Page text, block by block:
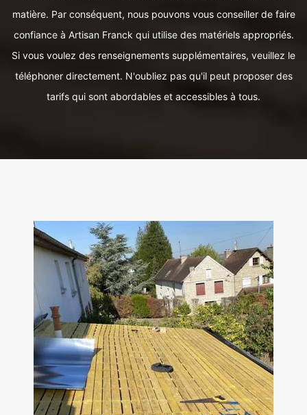
matière. Par conséquent, nous pouvons vous conseiller de faire
confiance à Artisan Franck qui utilise des matériels appropriés.
Si vous voulez des renseignements supplémentaires, veuillez le
téléphoner directement. N'oubliez pas qu'il peut proposer des
tarifs qui sont abordables et accessibles à tous.